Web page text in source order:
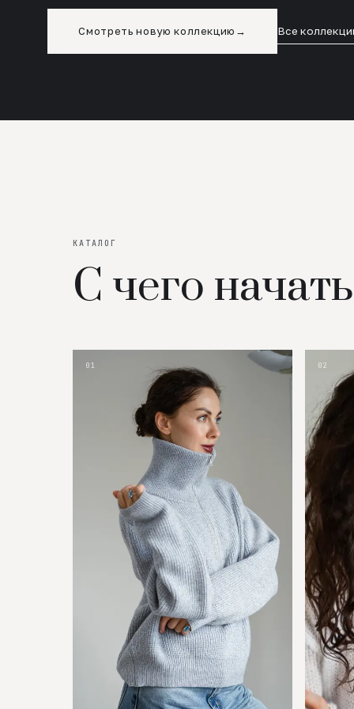
Смотреть новую коллекцию → Все
КАТАЛОГ
С чего начать
01 02